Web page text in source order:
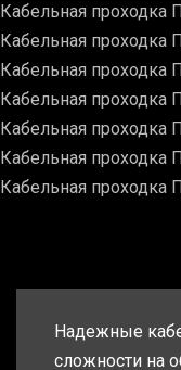
Кабельная
Кабельная
Кабельная
Кабельная
Кабельная
Кабельная
Кабельная
Надежные
сложности на